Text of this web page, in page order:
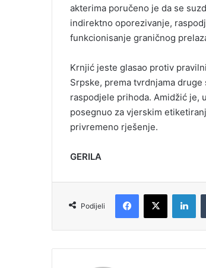
akterima poručeno je da se
indirektno oporezivanje,
funkcionisanje graničnog
Krnjić jeste glasao protiv
Srpske, prema tvrdnjama
raspodjele prihoda. Amidžić je,
posegnuo za vjerskim
privremeno rješenje.
GERILA
Podijeli